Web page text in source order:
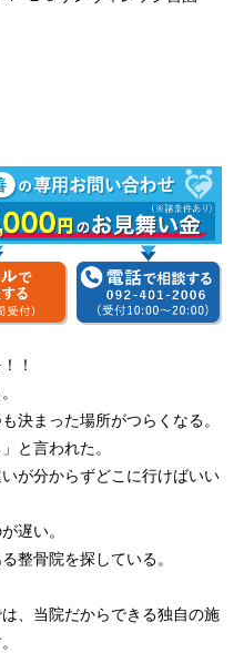
！
決まった場所がつらくなる。
と言われた。
が分からずどこに行けばいい
遅い。
整骨院を探している。
、当院だからできる独自の施